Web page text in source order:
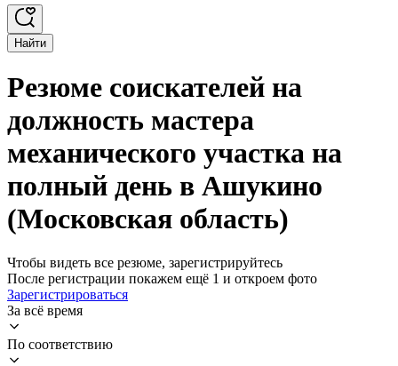
Найти
Резюме соискателей на
должность мастера
механического участка на
полный день в Ашукино
(Московская область)
Чтобы видеть все резюме, зарегистрируйтесь
После регистрации покажем ещё 1 и откроем фото
Зарегистрироваться
За всё время
По соответствию